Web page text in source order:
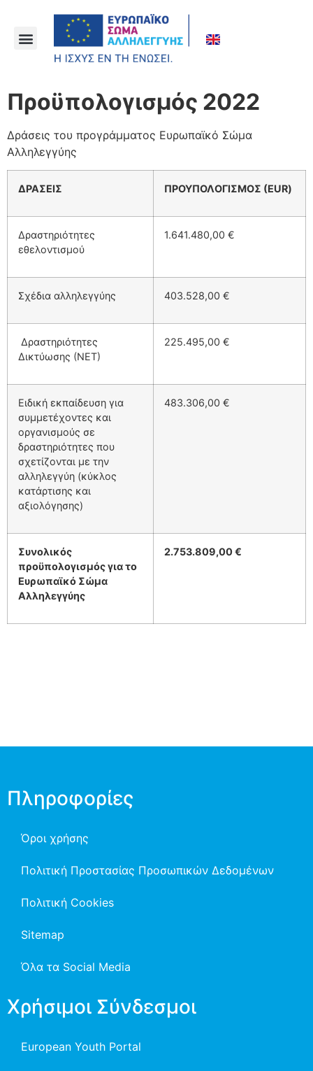
Προϋπολογισμός 2022
Δράσεις του προγράμματος Ευρωπαϊκό Σώμα
Αλληλεγγύης
ΔΡΑΣΕΙΣ ΠΡΟΥΠΟΛΟΓΙΣΜΟΣ (EUR)
Δραστηριότητες
εθελοντισμού
1.641.480,00 €
Σχέδια αλληλεγγύης 403.528,00 €
Δραστηριότητες
Δικτύωσης (ΝΕΤ)
225.495,00 €
Ειδική εκπαίδευση για
συμμετέχοντες και
οργανισμούς σε
δραστηριότητες που
σχετίζονται με την
αλληλεγγύη (κύκλος
κατάρτισης και
αξιολόγησης)
483.306,00 €
Συνολικός
προϋπολογισμός για το
Ευρωπαϊκό Σώμα
Αλληλεγγύης
2.753.809,00 €
Πληροφορίες
Όροι χρήσης
Πολιτική Προστασίας Προσωπικών Δεδομένων
Πολιτική Cookies
Sitemap
Όλα τα Social Media
Χρήσιμοι Σύνδεσμοι
European Youth Portal